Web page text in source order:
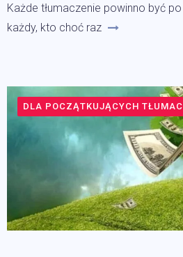
Każde tłumaczenie powinno być
każdy, kto choć raz
DLA POCZĄTKUJĄCYCH